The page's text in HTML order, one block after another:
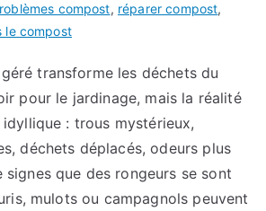
compost, réparer compost,
le compost
transforme les déchets du
pour le jardinage, mais la réalité
: trous mystérieux,
déchets déplacés, odeurs plus
que des rongeurs se sont
mulots ou campagnols peuvent